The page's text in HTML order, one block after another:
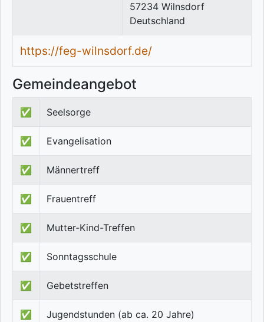
57234 Wilnsdorf
Deutschland
https://feg-wilnsdorf.de/
Gemeindeangebot
✅ Seelsorge
✅ Evangelisation
✅ Männertreff
✅ Frauentreff
✅ Mutter-Kind-Treffen
✅ Sonntagsschule
✅ Gebetstreffen
✅ Jugendstunden (ab ca. 20 Jahre)